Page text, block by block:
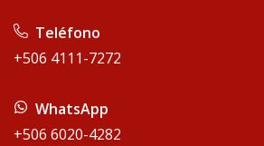
Teléfono
+506 4111-7272
WhatsApp
+506 6020-4282